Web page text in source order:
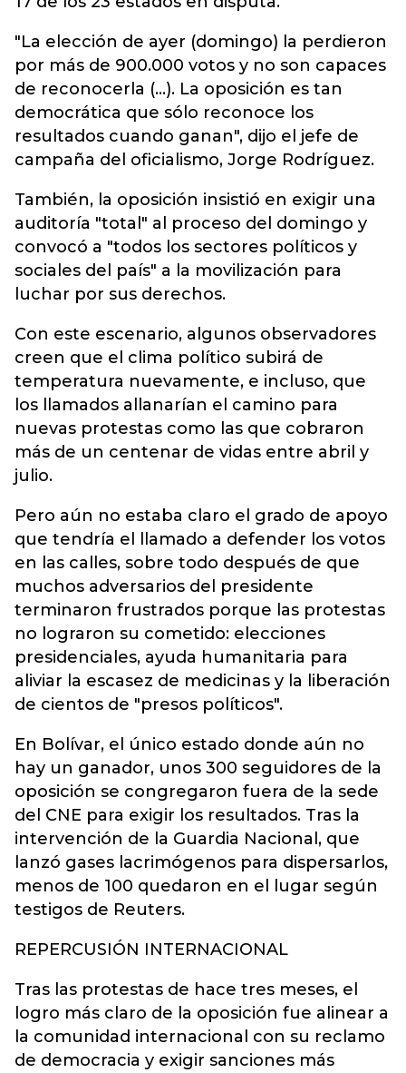
"La elección de ayer (domingo) la perdieron
por más de 900.000 votos y no son capaces
de reconocerla (...). La oposición es tan
democrática que sólo reconoce los
resultados cuando ganan", dijo el jefe de
campaña del oficialismo, Jorge Rodríguez.
También, la oposición insistió en exigir una
auditoría "total" al proceso del domingo y
convocó a "todos los sectores políticos y
sociales del país" a la movilización para
luchar por sus derechos.
Con este escenario, algunos observadores
creen que el clima político subirá de
temperatura nuevamente, e incluso, que
los llamados allanarían el camino para
nuevas protestas como las que cobraron
más de un centenar de vidas entre abril y
julio.
Pero aún no estaba claro el grado de apoyo
que tendría el llamado a defender los votos
en las calles, sobre todo después de que
muchos adversarios del presidente
terminaron frustrados porque las protestas
no lograron su cometido: elecciones
presidenciales, ayuda humanitaria para
aliviar la escasez de medicinas y la liberación
de cientos de "presos políticos".
En Bolívar, el único estado donde aún no
hay un ganador, unos 300 seguidores de la
oposición se congregaron fuera de la sede
del CNE para exigir los resultados. Tras la
intervención de la Guardia Nacional, que
lanzó gases lacrimógenos para dispersarlos,
menos de 100 quedaron en el lugar según
testigos de Reuters.
REPERCUSIÓN INTERNACIONAL
Tras las protestas de hace tres meses, el
logro más claro de la oposición fue alinear a
la comunidad internacional con su reclamo
de democracia y exigir sanciones más